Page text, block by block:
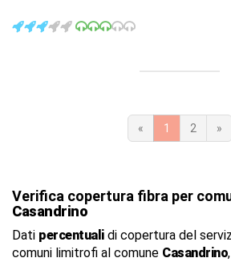
« 1 2 »
Verifica copertura fibra per
Casandrino
Dati percentualidi copertura del
comuni limitrofi al comune Casandrino